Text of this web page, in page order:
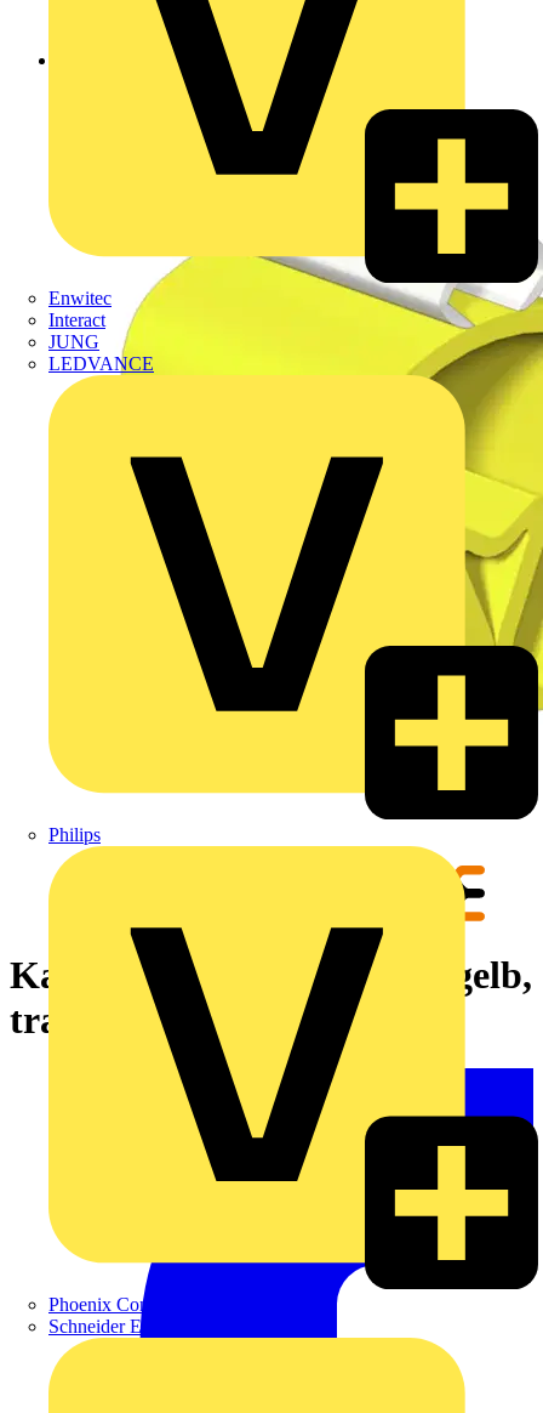
Enwitec
Interact
JUNG
LEDVANCE
Philips
Phoenix Contact
Schneider Electric
Zurück zu Produkte
Kabelmarkierungssystem, gelb,
transparent, ohne, TPU